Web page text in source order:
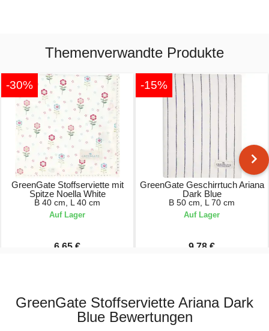
Themenverwandte Produkte
-30%
GreenGate Stoffserviette mit
Spitze Noella White
B 40 cm, L 40 cm
Auf Lager
6,65 €
-15%
GreenGate Geschirrtuch Ariana
Dark Blue
B 50 cm, L 70 cm
Auf Lager
9,78 €
GreenGate Stoffserviette Ariana Dark
Blue Bewertungen